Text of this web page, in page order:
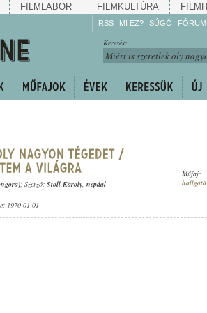
FILMLABOR FILMKULTÚRA
RSS MI EZ? SÚGÓ
Gyarapítsa!
Kövesse!
FÓRUM
Keresés:
; Szerző: Stoll Károly, népdal
1970-01-01
Műfaj:
hallgató